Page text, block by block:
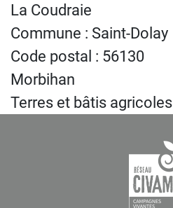
La Coudraie
Commune : Saint-Dolay
Code postal : 56130
Morbihan
Terres et bâtis agricoles